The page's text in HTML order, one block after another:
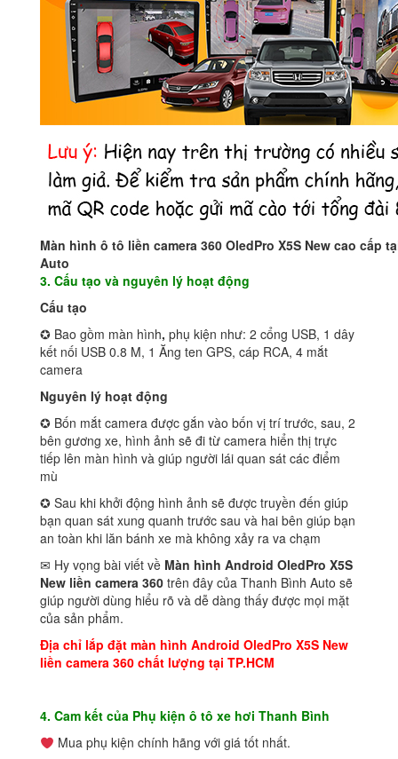
Màn hình ô tô liền camera 360 OledPro X5S New cao cấp
Auto
3. Cấu tạo và nguyên lý hoạt động
Cấu tạo
✪ Bao gồm màn hình, phụ kiện như: 2 cổng USB, 1 dây
kết nối USB 0.8 M, 1 Ăng ten GPS, cáp RCA, 4 mắt
camera
Nguyên lý hoạt động
✪ Bốn mắt camera được gắn vào bốn vị trí trước, sau, 2
bên gương xe, hình ảnh sẽ đi từ camera hiển thị trực
tiếp lên màn hình và giúp người lái quan sát các điểm
mù
✪ Sau khi khởi động hình ảnh sẽ được truyền đến giúp
bạn quan sát xung quanh trước sau và hai bên giúp bạn
an toàn khi lăn bánh xe mà không xảy ra va chạm
✉ Hy vọng bài viết về Màn hình Android OledPro X5S
New liền camera 360 trên đây của Thanh Bình Auto sẽ
giúp người dùng hiểu rõ và dễ dàng thấy được mọi mặt
của sản phẩm.
Địa chỉ lắp đặt màn hình Android OledPro X5S New
liền camera 360 chất lượng tại TP.HCM
4. Cam kết của Phụ kiện ô tô xe hơi Thanh Bình
Mua phụ kiện chính hãng với giá tốt nhất.